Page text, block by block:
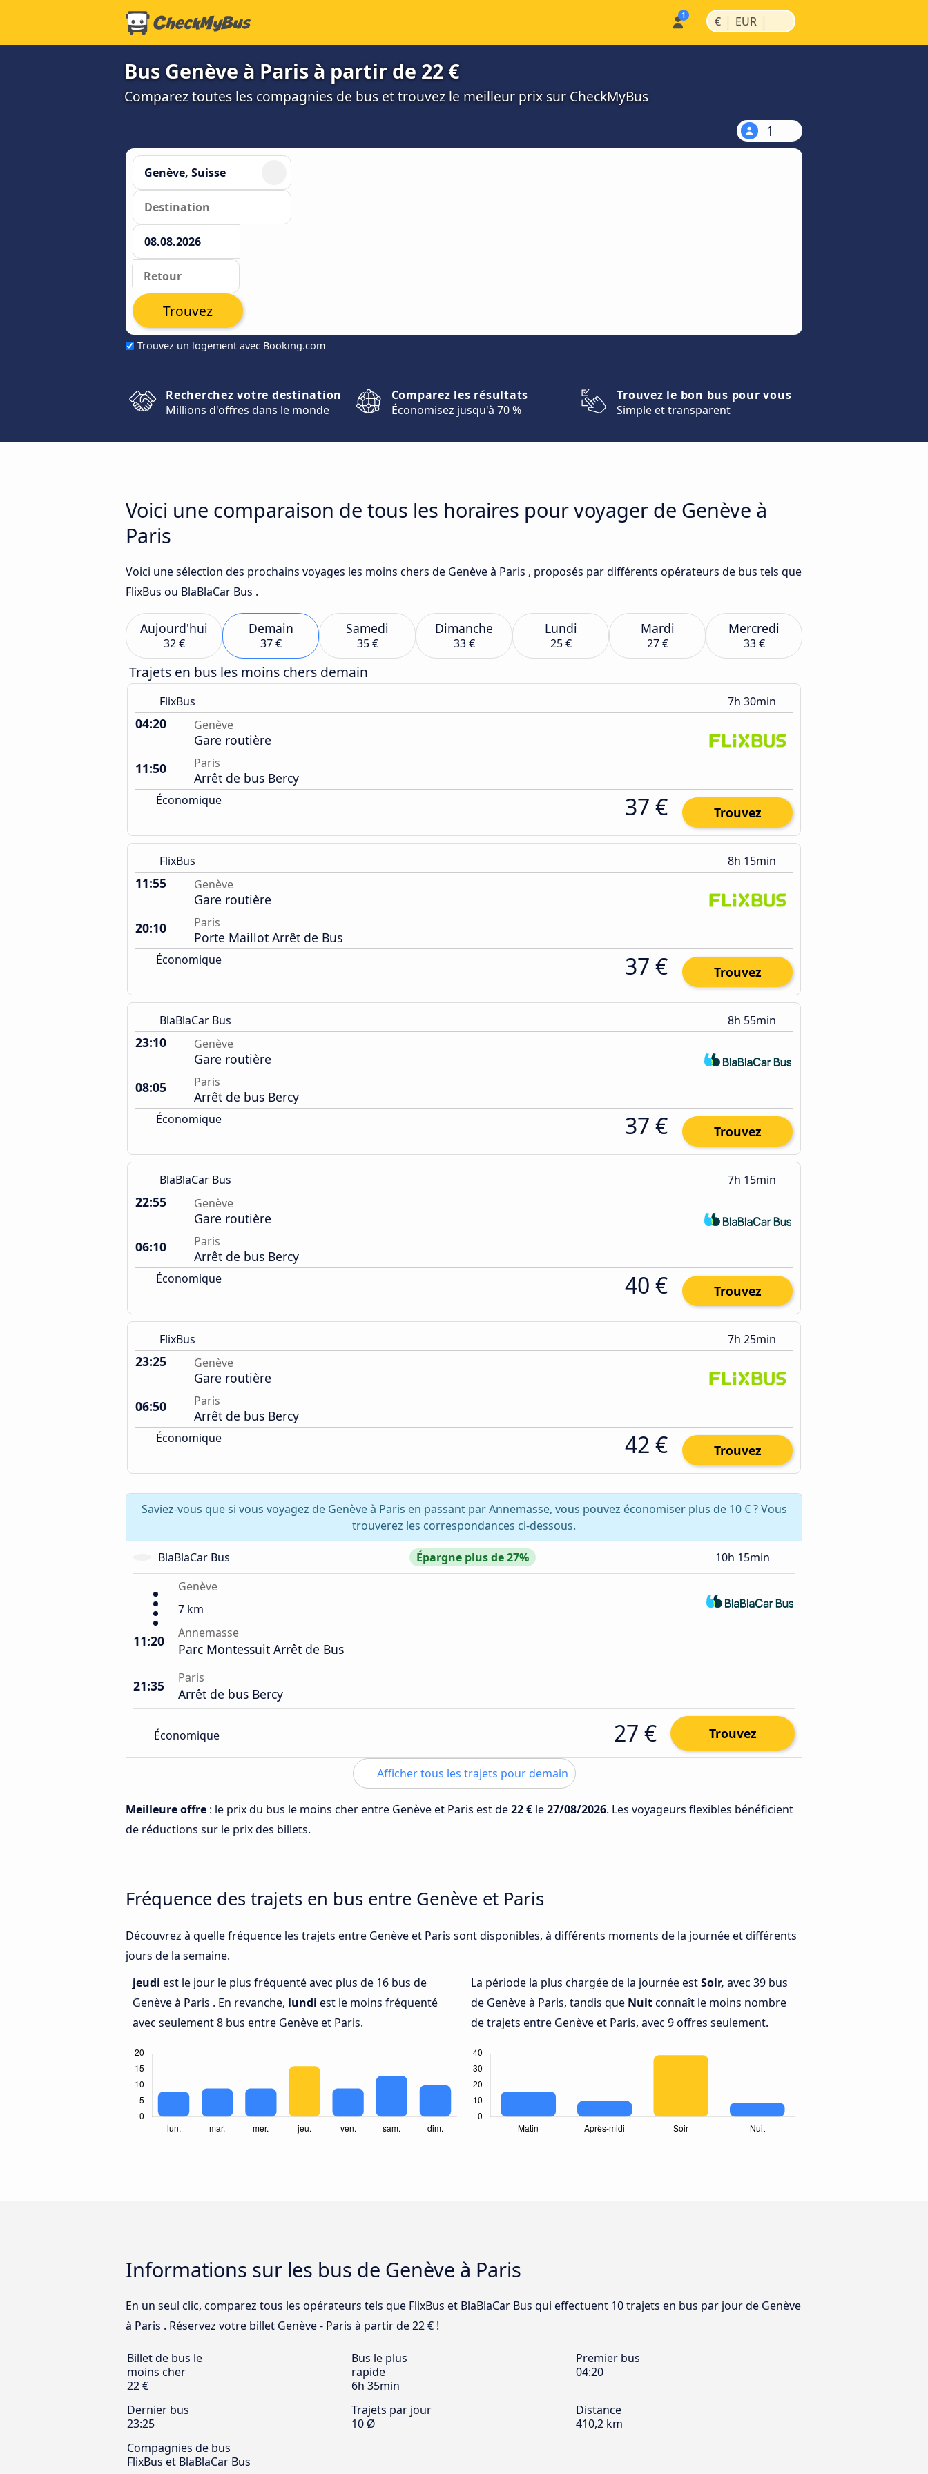
€ | EUR |
Bus Genève à Paris à partir de 22 €
Comparez toutes les compagnies de bus et trouvez le meilleur prix sur CheckMyBus
1
Trouvez un logement avec Booking.com
Trouvez
Recherchez votre destination
Millions d'offres dans le monde
Comparez les résultats
Économisez jusqu'à 70 %
Trouvez le bon bus pour vous
Simple et transparent
Voici une comparaison de tous les horaires pour voyager de Genève à
Paris
Voici une sélection des prochains voyages les moins chers de Genève à Paris , proposés par différents opérateurs de bus tels que
FlixBus ou BlaBlaCar Bus .
Aujourd'hui
32 €
Demain
37 €
Samedi
35 €
Dimanche
33 €
Lundi
25 €
Mardi
27 €
Mercredi
33 €
Trajets en bus les moins chers demain
FlixBus 7h 30min
04:20 Genève
Gare routière
11:50
Paris
Arrêt de bus Bercy
Économique 37 € Trouvez
FlixBus 8h 15min
11:55 Genève
Gare routière
20:10
Paris
Porte Maillot Arrêt de Bus
Économique 37 € Trouvez
BlaBlaCar Bus 8h 55min
23:10 Genève
Gare routière
08:05
Paris
Arrêt de bus Bercy
Économique 37 € Trouvez
BlaBlaCar Bus 7h 15min
22:55 Genève
Gare routière
06:10
Paris
Arrêt de bus Bercy
Économique 40 € Trouvez
FlixBus 7h 25min
23:25 Genève
Gare routière
06:50
Paris
Arrêt de bus Bercy
Économique 42 € Trouvez
Saviez-vous que si vous voyagez de Genève à Paris en passant par Annemasse, vous pouvez économiser plus de 10 € ? Vous
trouverez les correspondances ci-dessous.
BlaBlaCar Bus Épargne plus de 27%
10h 15min
Genève
7 km
11:20 Annemasse
Parc Montessuit Arrêt de Bus
21:35 Paris
Arrêt de bus Bercy
Économique 27 € Trouvez
Afficher tous les trajets pour demain
Meilleure offre : le prix du bus le moins cher entre Genève et Paris est de22 € le27/08/2026. Les voyageurs flexibles bénéficient
de réductions sur le prix des billets.
Fréquence des trajets en bus entre Genève et Paris
Découvrez à quelle fréquence les trajets entre Genève et Paris sont disponibles, à différents moments de la journée et différents
jours de la semaine.
jeudi est le jour le plus fréquenté avec plus de 16 bus de
Genève à Paris . En revanche, lundi est le moins fréquenté
avec seulement 8 bus entre Genève et Paris.
La période la plus chargée de la journée estSoir, avec 39 bus
de Genève à Paris, tandis que Nuitconnaît le moins nombre
de trajets entre Genève et Paris, avec 9 offres seulement.
Informations sur les bus de Genève à Paris
En un seul clic, comparez tous les opérateurs tels que FlixBus et BlaBlaCar Bus qui effectuent 10 trajets en bus par jour de Genève
à Paris . Réservez votre billet Genève - Paris à partir de 22 € !
Billet de bus le
moins cher
22 €
Bus le plus
rapide
6h 35min
Premier bus
04:20
Dernier bus
23:25
Trajets par jour
10 Ø
Distance
410,2 km
Compagnies de bus
FlixBus et BlaBlaCar Bus